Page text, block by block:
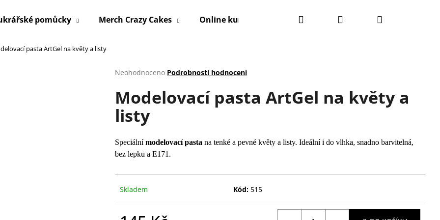
pomůcky Merch Crazy Cakes Online kurzy Kontakty Obchodní podmínky
Hledat PřihlášeníNákupní
pasta ArtGel na květy a listy
Průměrné
produktu
je
0,0
hvězdiček.
Neohodnoceno Podrobnosti hodnocení
Modelovací pasta ArtGel na květy a
listy
Speciálnímodelovací pasta na tenké a pevné květy a listy. Ideální i do vlhka, snadno barvitelná,
bez lepku a E171.
Skladem Kód: 515
Co potřebujete najít?
HLEDAT